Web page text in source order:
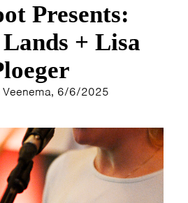
Presents:
+ Lisa
6/6/2025